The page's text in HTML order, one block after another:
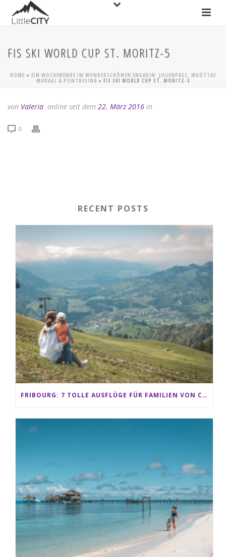
FIS SKI WORLD CUP ST. MORITZ-5
HOME » EIN WOCHENENDE IM WUNDERSCHÖNEN ENGADIN: JULIERPASS, MUOTTAS
MURAGL & PONTRESINA » FIS SKI WORLD CUP ST. MORITZ-5
von Valeria online seit dem 22. März 2016 in
0
RECENT POSTS
FRIBOURG: 7 TOLLE AUSFLÜGE FÜR FAMILIEN VON CHARMEY BIS LES PACCOTS